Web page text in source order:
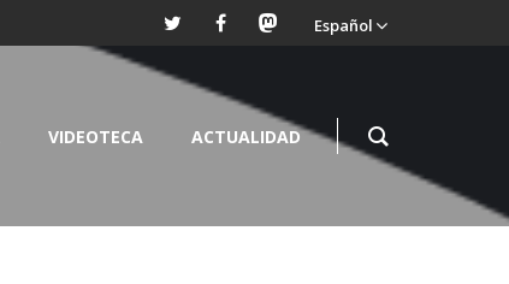
Español
VIDEOTECA ACTUALIDAD